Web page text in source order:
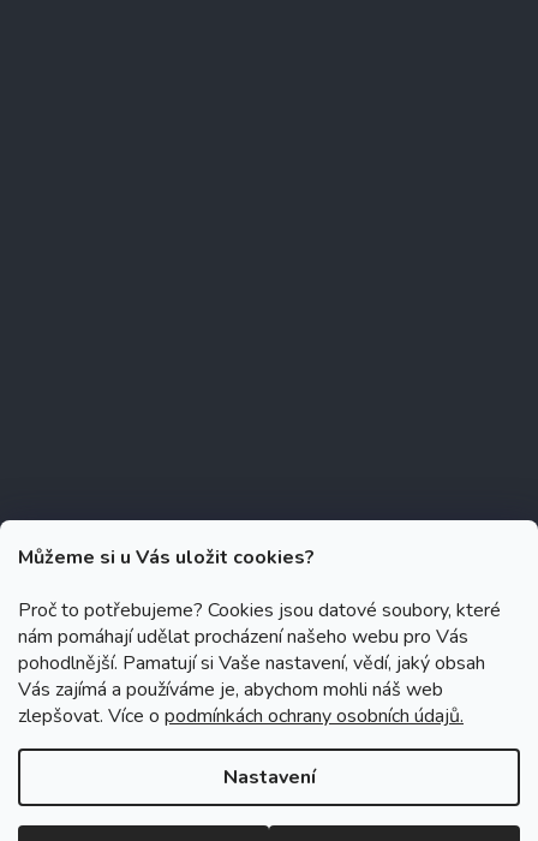
Můžeme si u Vás uložit cookies?
Proč to potřebujeme? Cookies jsou datové soubory, které
nám pomáhají udělat procházení našeho webu pro Vás
pohodlnější. Pamatují si Vaše nastavení, vědí, jaký obsah
Vás zajímá a používáme je, abychom mohli náš web
zlepšovat. Více o podmínkách ochrany osobních údajů.
Nastavení
Copyright 2026 Zubáček.cz . Všechna práva vyhrazena.
Upravit
nastavení cookies
Grafický návrh vytvořil a na Shoptet implementoval Tomáš Hlad
Shoptetak.cz.